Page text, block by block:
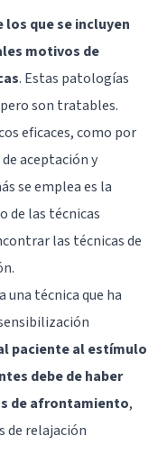
que se incluyen
motivos de
. Estas patologías
son tratables.
eficaces, como por
aceptación y
se emplea es la
de las técnicas
las técnicas de
técnica que ha
paciente al estímulo
debe de haber
de afrontamiento,
de relajación